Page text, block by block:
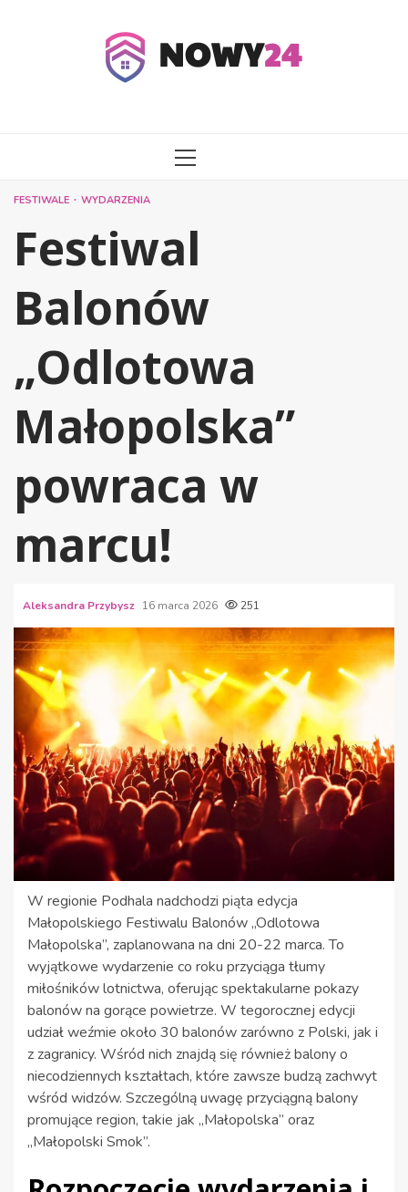
MENU
FESTIWALE WYDARZENIA
Festiwal
Balonów
„Odlotowa
Małopolska”
powraca w
marcu!
Aleksandra Przybysz 16 marca 2026 251
W regionie Podhala nadchodzi piąta edycja
Małopolskiego Festiwalu Balonów „Odlotowa
Małopolska”, zaplanowana na dni 20-22 marca. To
wyjątkowe wydarzenie co roku przyciąga tłumy
miłośników lotnictwa, oferując spektakularne pokazy
balonów na gorące powietrze. W tegorocznej edycji
udział weźmie około 30 balonów zarówno z Polski, jak i
z zagranicy. Wśród nich znajdą się również balony o
niecodziennych kształtach, które zawsze budzą zachwyt
wśród widzów. Szczególną uwagę przyciągną balony
promujące region, takie jak „Małopolska” oraz
„Małopolski Smok”.